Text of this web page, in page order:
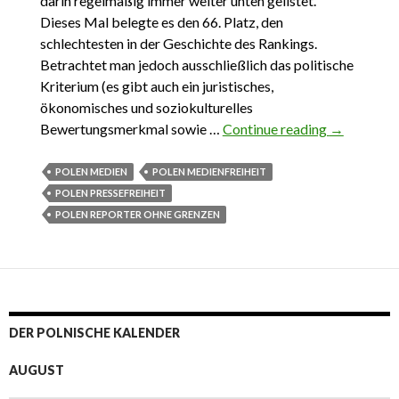
Dieses Mal belegte es den 66. Platz, den
schlechtesten in der Geschichte des Rankings.
Betrachtet man jedoch ausschließlich das politische
Kriterium (es gibt auch ein juristisches,
ökonomisches und soziokulturelles
Bewertungsmerkmal sowie … Continue reading →
POLEN MEDIEN
POLEN MEDIENFREIHEIT
POLEN PRESSEFREIHEIT
POLEN REPORTER OHNE GRENZEN
DER POLNISCHE KALENDER
AUGUST